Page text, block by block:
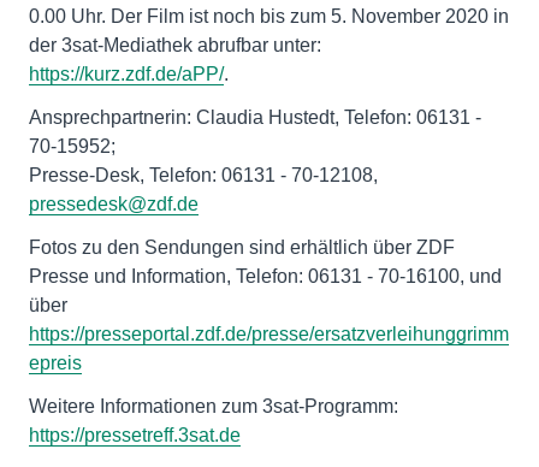
0.00 Uhr. Der Film ist noch bis zum 5. November 2020 in
der 3sat-Mediathek abrufbar unter:
https://kurz.zdf.de/aPP/.
Ansprechpartnerin: Claudia Hustedt, Telefon: 06131 -
70-15952;
Presse-Desk, Telefon: 06131 - 70-12108,
pressedesk@zdf.de
Fotos zu den Sendungen sind erhältlich über ZDF
Presse und Information, Telefon: 06131 - 70-16100, und
über
https://presseportal.zdf.de/presse/ersatzverleihunggrimm
epreis
Weitere Informationen zum 3sat-Programm:
https://pressetreff.3sat.de